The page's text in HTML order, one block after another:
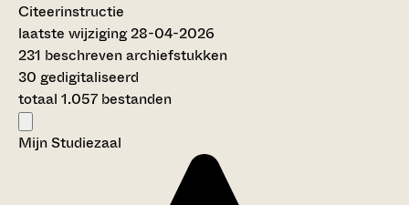
Citeerinstructie
laatste wijziging 28-04-2026
231 beschreven archiefstukken
30 gedigitaliseerd
totaal 1.057 bestanden
Mijn Studiezaal